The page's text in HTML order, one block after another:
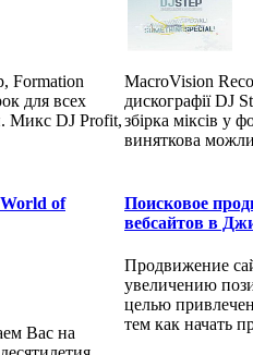
Formation
для всех
Микс DJ Profit,
MacroVision
дискографії DJ
збірка міксів у
виняткова
of
Вас на
Поисковое
вебсайтов в
Продвижение
увеличению
целью
тем как начать